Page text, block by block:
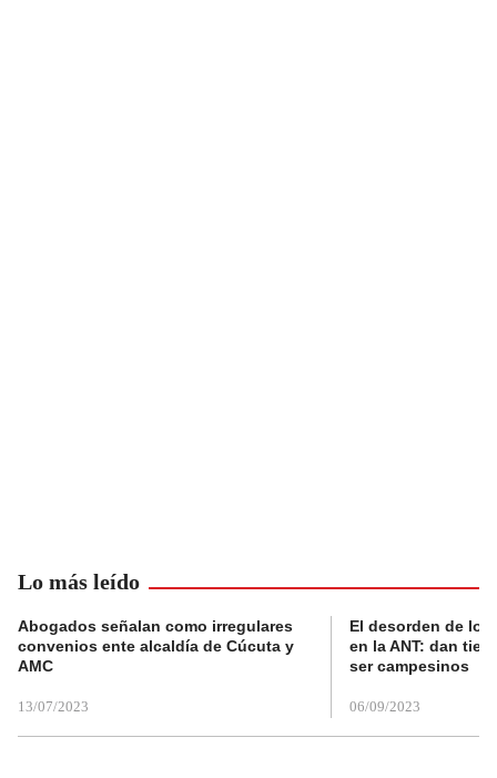
Lo más leído
Abogados señalan como irregulares
convenios ente alcaldía de Cúcuta y
AMC
13/07/2023
El desorden de
en la ANT: dan
ser campesinos
06/09/2023